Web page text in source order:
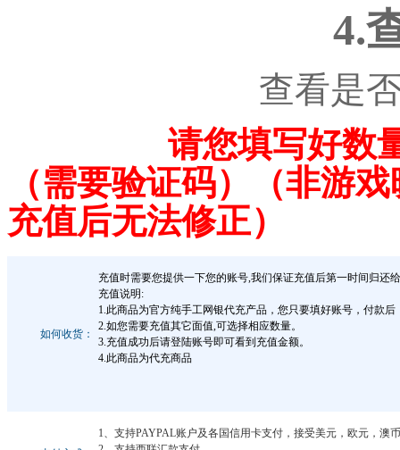
4.
查看是
请您填写好数
（需要验证码）（非游
充值后无法修正）
如何收货：
充值时需要您提供一下您的账号,我们保证充值后第一时间归还
充值说明:
1.此商品为官方纯手工网银代充产品，您只要填好账号，付款
2.如您需要充值其它面值,可选择相应数量。
3.充值成功后请登陆账号即可看到充值金额。
4.此商品为代充商品
1、支持PAYPAL账户及各国信用卡支付，接受美元，欧元，澳